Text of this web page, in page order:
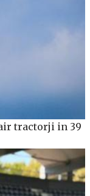
tractorji in 39